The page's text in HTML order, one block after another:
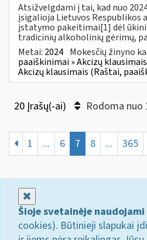
Atsižvelgdami į tai, kad nuo
įsigalioja Lietuvos
įstatymo pakeitimai[1] dėl
tradicinių alkoholinių gėrimų,
Metai: 2024 Mokesčių žinyno
paaiškinimai » Akcizų
Akcizų klausimais (Raštai,
20 Įrašų(-ai) Rodoma nuo
1 ... 6 7 8 ... 365
Šioje svetainėje
cookies). Būtinieji slapukai